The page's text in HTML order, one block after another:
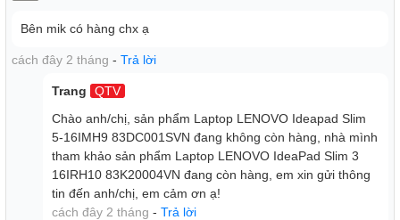
Màn Hình và Tính Năng Khác
Màn hình OLED 16 inch 2K siêu lớn với độ phân giải cao
2K (2048x1280) tỉ lệ 16:10 cùng với tỉ lệ màu đạt 100%
DCI-P3 và tần số quét 120Hz cung cấp trải nghiệm xem
tuyệt vời, rất phù hợp cho việc xem phim và làm việc với đồ
Bên mik có hàng chx ạ
cách đây 2 tháng - Trả lời
Trang
QTV
Chào anh/chị, sản phẩm Laptop LENOVO Ideapad Slim
5-16IMH9 83DC001SVN đang không còn hàng, nhà mình
tham khảo sản phẩm Laptop LENOVO IdeaPad Slim 3
16IRH10 83K20004VN đang còn hàng, em xin gửi thông
tin đến anh/chị, em cảm ơn ạ!
cách đây 2 tháng - Trả lời